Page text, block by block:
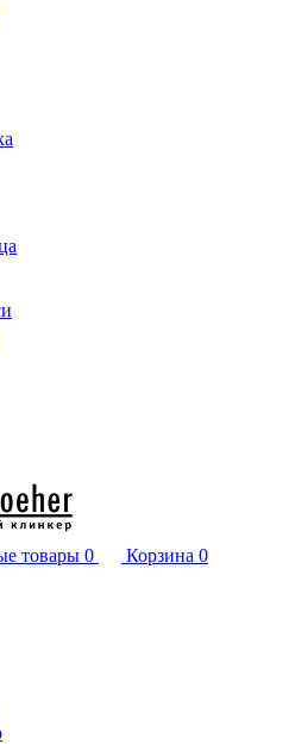
товары 0 Корзина 0